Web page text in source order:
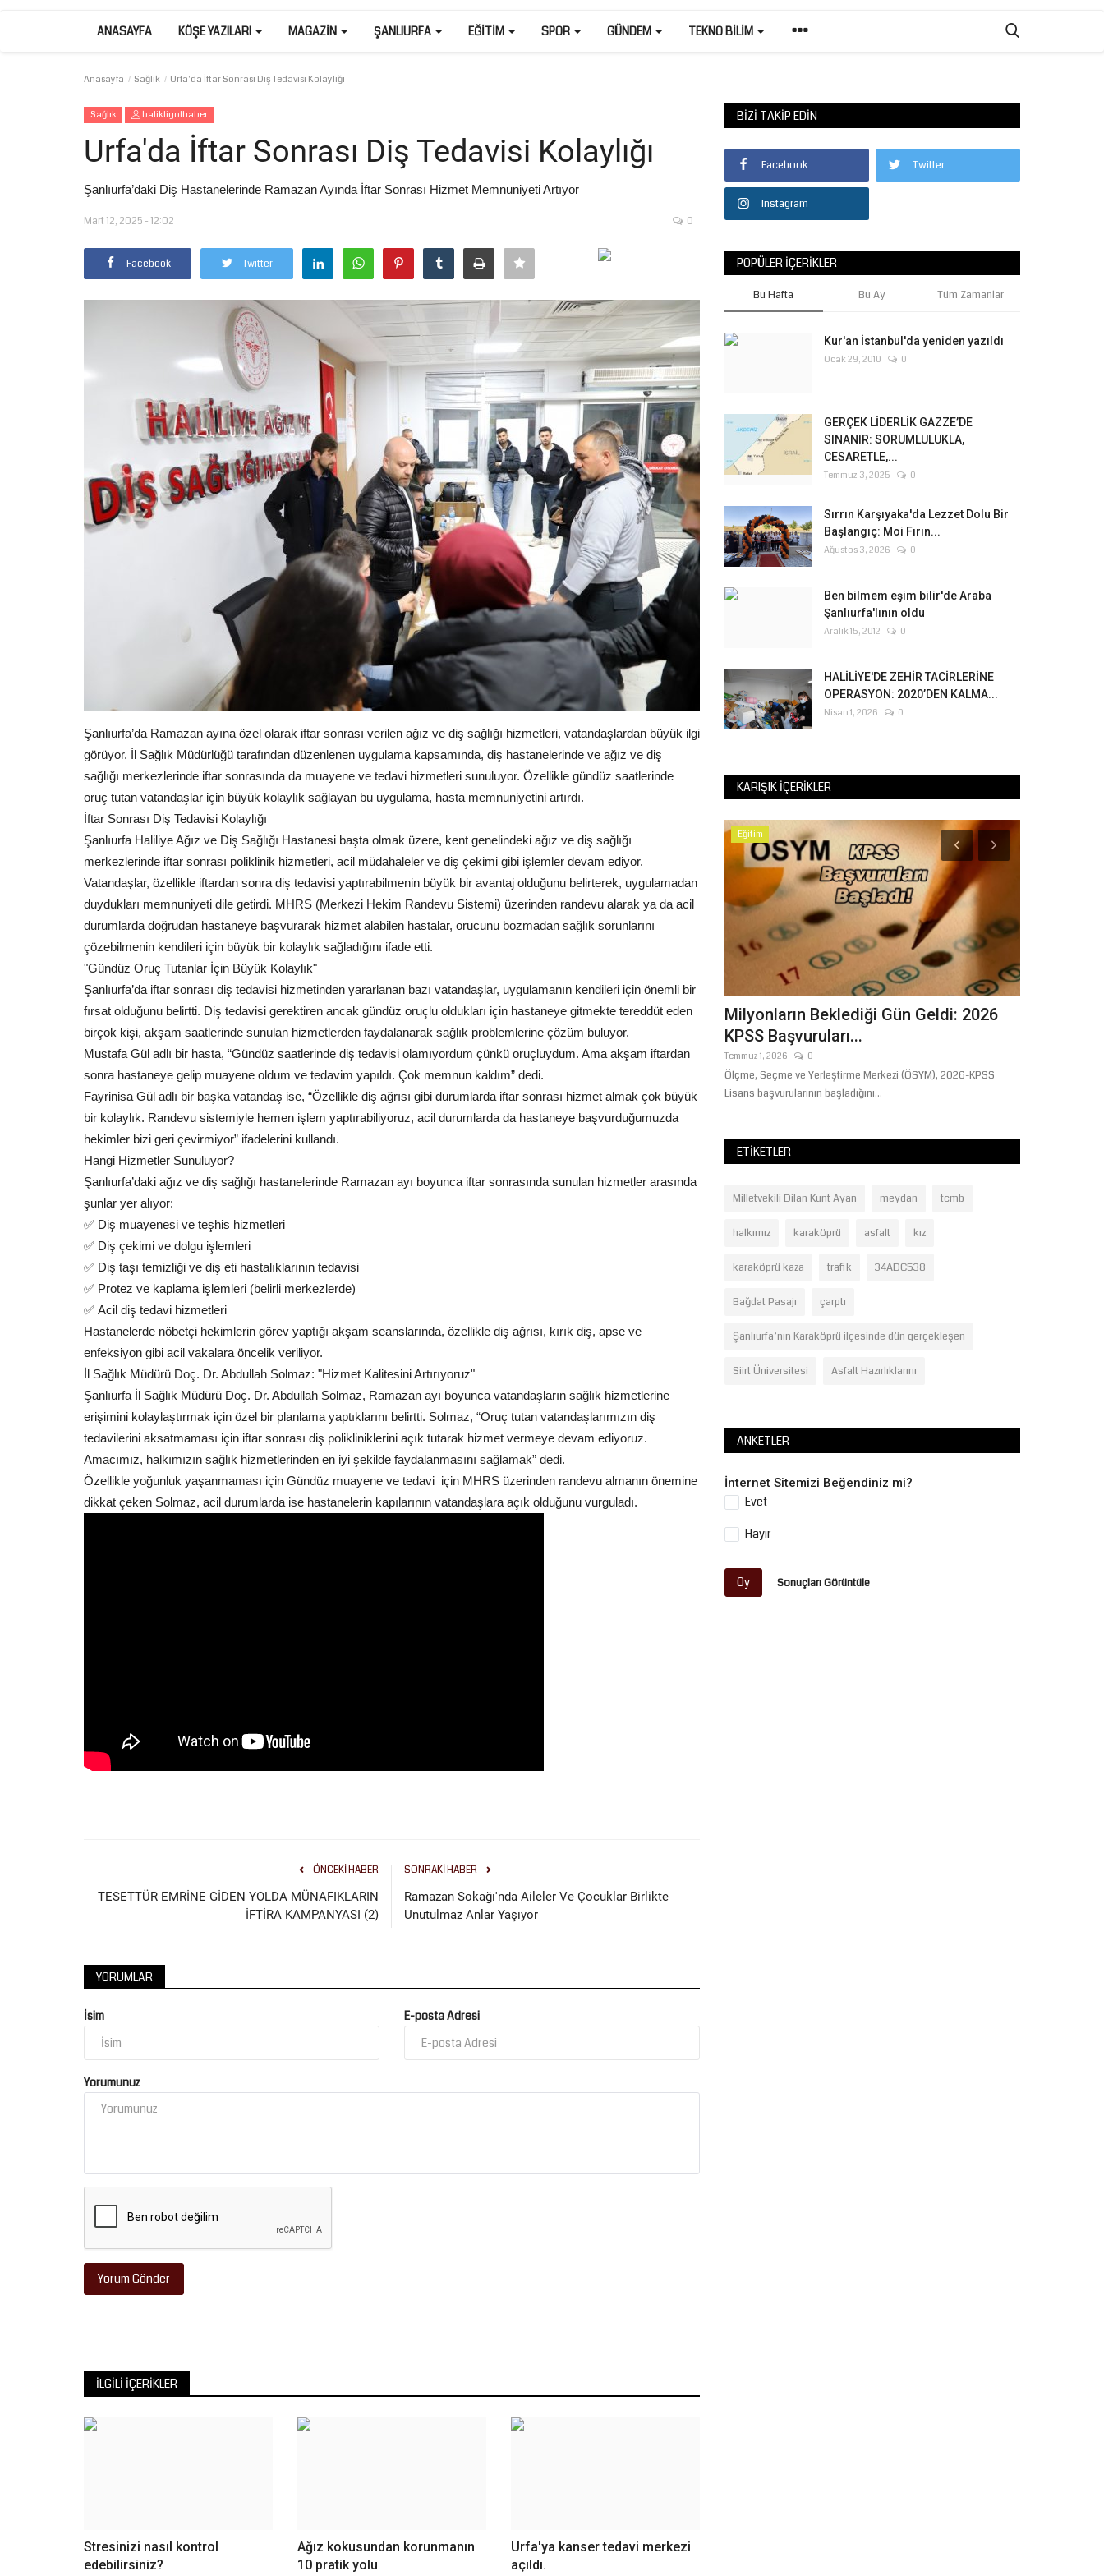
ANASAYFA KÖŞE YAZILARI MAGAZIN ŞANLIURFA EĞITIM SPOR GÜNDEM TEKNO BILIM
Anasayfa Sağlık Urfa'da İftar Sonrası Diş Tedavisi Kolaylığı
Sağlık balikligolhaber
Urfa'da İftar Sonrası Diş Tedavisi Kolaylığı
Şanlıurfa’daki Diş Hastanelerinde Ramazan Ayında İftar Sonrası Hizmet Memnuniyeti Artıyor
Mart 12, 2025 - 12:02 0
Facebook Twitter
Şanlıurfa’da Ramazan ayına özel olarak iftar sonrası verilen ağız ve diş sağlığı hizmetleri, vatandaşlardan büyük ilgi
görüyor. İl Sağlık Müdürlüğü tarafından düzenlenen uygulama kapsamında, diş hastanelerinde ve ağız ve diş
sağlığı merkezlerinde iftar sonrasında da muayene ve tedavi hizmetleri sunuluyor. Özellikle gündüz saatlerinde
oruç tutan vatandaşlar için büyük kolaylık sağlayan bu uygulama, hasta memnuniyetini artırdı.
İftar Sonrası Diş Tedavisi Kolaylığı
Şanlıurfa Haliliye Ağız ve Diş Sağlığı Hastanesi başta olmak üzere, kent genelindeki ağız ve diş sağlığı
merkezlerinde iftar sonrası poliklinik hizmetleri, acil müdahaleler ve diş çekimi gibi işlemler devam ediyor.
Vatandaşlar, özellikle iftardan sonra diş tedavisi yaptırabilmenin büyük bir avantaj olduğunu belirterek, uygulamadan
duydukları memnuniyeti dile getirdi. MHRS (Merkezi Hekim Randevu Sistemi) üzerinden randevu alarak ya da acil
durumlarda doğrudan hastaneye başvurarak hizmet alabilen hastalar, orucunu bozmadan sağlık sorunlarını
çözebilmenin kendileri için büyük bir kolaylık sağladığını ifade etti.
"Gündüz Oruç Tutanlar İçin Büyük Kolaylık"
Şanlıurfa’da iftar sonrası diş tedavisi hizmetinden yararlanan bazı vatandaşlar, uygulamanın kendileri için önemli bir
fırsat olduğunu belirtti. Diş tedavisi gerektiren ancak gündüz oruçlu oldukları için hastaneye gitmekte tereddüt eden
birçok kişi, akşam saatlerinde sunulan hizmetlerden faydalanarak sağlık problemlerine çözüm buluyor.
Mustafa Gül adlı bir hasta, “Gündüz saatlerinde diş tedavisi olamıyordum çünkü oruçluydum. Ama akşam iftardan
sonra hastaneye gelip muayene oldum ve tedavim yapıldı. Çok memnun kaldım” dedi.
Fayrinisa Gül adlı bir başka vatandaş ise, “Özellikle diş ağrısı gibi durumlarda iftar sonrası hizmet almak çok büyük
bir kolaylık. Randevu sistemiyle hemen işlem yaptırabiliyoruz, acil durumlarda da hastaneye başvurduğumuzda
hekimler bizi geri çevirmiyor” ifadelerini kullandı.
Hangi Hizmetler Sunuluyor?
Şanlıurfa’daki ağız ve diş sağlığı hastanelerinde Ramazan ayı boyunca iftar sonrasında sunulan hizmetler arasında
şunlar yer alıyor:
✅ Diş muayenesi ve teşhis hizmetleri
✅ Diş çekimi ve dolgu işlemleri
✅ Diş taşı temizliği ve diş eti hastalıklarının tedavisi
✅ Protez ve kaplama işlemleri (belirli merkezlerde)
✅ Acil diş tedavi hizmetleri
Hastanelerde nöbetçi hekimlerin görev yaptığı akşam seanslarında, özellikle diş ağrısı, kırık diş, apse ve
enfeksiyon gibi acil vakalara öncelik veriliyor.
İl Sağlık Müdürü Doç. Dr. Abdullah Solmaz: "Hizmet Kalitesini Artırıyoruz"
Şanlıurfa İl Sağlık Müdürü Doç. Dr. Abdullah Solmaz, Ramazan ayı boyunca vatandaşların sağlık hizmetlerine
erişimini kolaylaştırmak için özel bir planlama yaptıklarını belirtti. Solmaz, “Oruç tutan vatandaşlarımızın diş
tedavilerini aksatmaması için iftar sonrası diş polikliniklerini açık tutarak hizmet vermeye devam ediyoruz.
Amacımız, halkımızın sağlık hizmetlerinden en iyi şekilde faydalanmasını sağlamak” dedi.
Özellikle yoğunluk yaşanmaması için Gündüz muayene ve tedavi için MHRS üzerinden randevu almanın önemine
dikkat çeken Solmaz, acil durumlarda ise hastanelerin kapılarının vatandaşlara açık olduğunu vurguladı.
ÖNCEKI HABER
TESETTÜR EMRİNE GİDEN YOLDA MÜNAFIKLARIN
İFTİRA KAMPANYASI (2)
SONRAKI HABER
Ramazan Sokağı'nda Aileler Ve Çocuklar Birlikte
Unutulmaz Anlar Yaşıyor
YORUMLAR
İsim E-posta Adresi
Yorumunuz
Yorum Gönder
İLGILI İÇERIKLER
Stresinizi nasıl kontrol
edebilirsiniz?
Ağız kokusundan korunmanın
10 pratik yolu
Urfa'ya kanser tedavi merkezi
açıldı.
BIZI TAKIP EDIN
Facebook Twitter
Instagram
POPÜLER İÇERIKLER
Bu Hafta Bu Ay Tüm Zamanlar
Kur'an İstanbul'da yeniden yazıldı
Ocak 29, 2010 0
GERÇEK LİDERLİK GAZZE’DE
SINANIR: SORUMLULUKLA,
CESARETLE,...
Temmuz 3, 2025 0
Sırrın Karşıyaka'da Lezzet Dolu Bir
Başlangıç: Moi Fırın...
Ağustos 3, 2026 0
Ben bilmem eşim bilir'de Araba
Şanlıurfa'lının oldu
Aralık 15, 2012 0
HALİLİYE'DE ZEHİR TACİRLERİNE
OPERASYON: 2020’DEN KALMA...
Nisan 1, 2026 0
KARIŞIK İÇERIKLER
Rüzgârı: Bolu
Siyaset
Türk Gençliği Büyük Kurultayı" binlerce
genci Ankara'da...
Mayıs 14, 2026 0
Ülkü Ocakları Eğitim ve Kültür Vakfı Genel Başkanı Ahmet Yiğit
Yıldırım, 19 Mayıs'ta...
Gündem
Bozova'da Yasa Dışı Kenevir
Operasyonu: 610 Kök Kenevir...
Ağustos 5, 2026 0
Şanlıurfa’nın Bozova ilçesinde Jandarma ve JASAT ekipleri
tarafından düzenlenen...
Eğitim
Milyonların Beklediği Gün Geldi: 2026
KPSS Başvuruları...
Temmuz 1, 2026 0
Ölçme, Seçme ve Yerleştirme Merkezi (ÖSYM), 2026-KPSS
Lisans başvurularının başladığını...
ETIKETLER
Milletvekili Dilan Kunt Ayan meydan tcmb
halkımız karaköprü asfalt kız
karaköprü kaza trafik 34ADC538
Bağdat Pasajı çarptı
Şanlıurfa’nın Karaköprü ilçesinde dün gerçekleşen
Siirt Üniversitesi Asfalt Hazırlıklarını
ANKETLER
İnternet Sitemizi Beğendiniz mi?
Evet
Hayır
Oy Sonuçları Görüntüle